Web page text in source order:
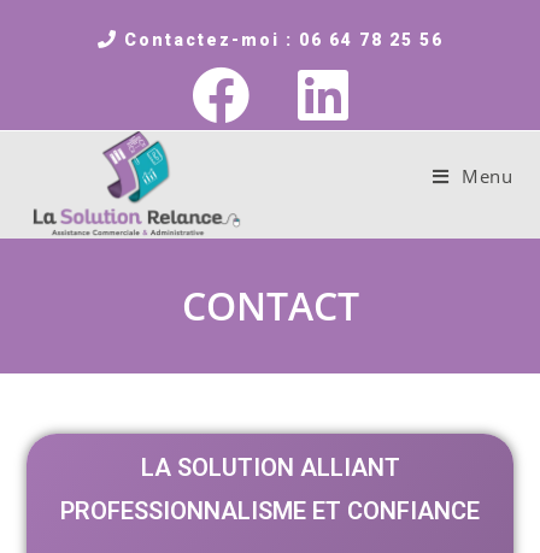
Contactez-moi : 06 64 78 25 56
Menu
CONTACT
LA SOLUTION ALLIANT
PROFESSIONNALISME ET CONFIANCE